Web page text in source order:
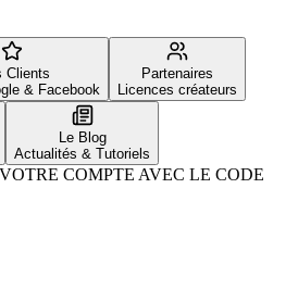
Clients
& Facebook
Partenaires
Licences créateurs
Le Blog
Actualités & Tutoriels
COMPTE AVEC LE CODE